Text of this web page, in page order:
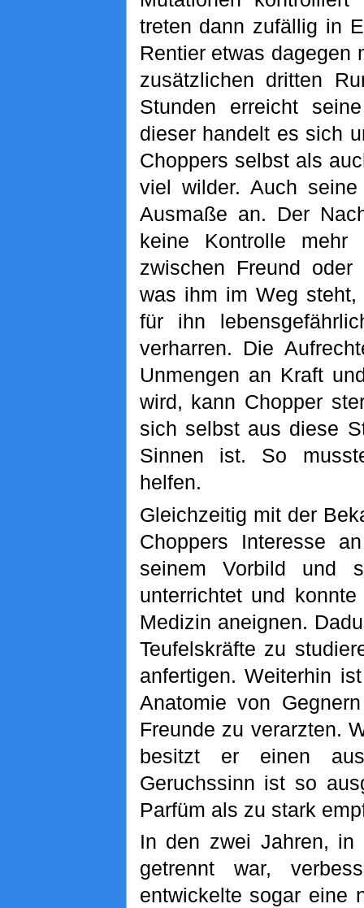
treten dann zufällig in
Rentier etwas dagegen
zusätzlichen dritten
Stunden erreicht
dieser handelt es sich
Choppers selbst als
viel wilder. Auch
Ausmaße an. Der
keine Kontrolle
zwischen Freund
was ihm im Weg
für ihn
verharren. Die
Unmengen an Kraft
wird, kann Chopper
sich selbst aus diese
Sinnen ist. So
helfen.
Gleichzeitig mit der
Choppers Interesse
seinem Vorbild und
unterrichtet und
Medizin aneignen.
Teufelskräfte zu
anfertigen. Weiterhin
Anatomie von
Freunde zu verarzten.
besitzt er einen
Geruchssinn ist so
Parfüm als zu stark
In den zwei Jahren, in
getrennt war,
entwickelte sogar eine